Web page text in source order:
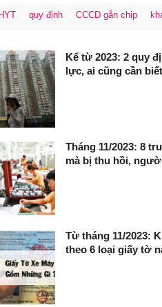
quy định CCCD gắn chip
Kể từ 2023: 2 quy
lực, ai cũng cần biết
Tháng 11/2023: 8
mà bị thu hồi,
Từ tháng 11/2023:
theo 6 loại giấy tờ